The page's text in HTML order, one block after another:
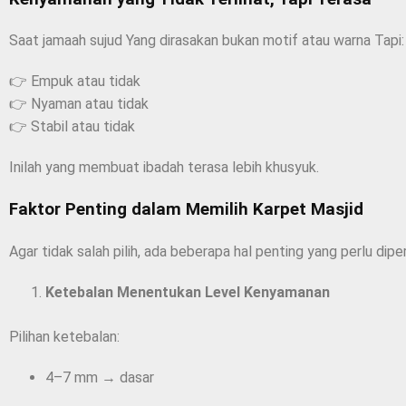
Saat jamaah sujud Yang dirasakan bukan motif atau warna Tapi:
👉 Empuk atau tidak
👉 Nyaman atau tidak
👉 Stabil atau tidak
Inilah yang membuat ibadah terasa lebih khusyuk.
Faktor Penting dalam Memilih Karpet Masjid
Agar tidak salah pilih, ada beberapa hal penting yang perlu
Ketebalan Menentukan Level Kenyamanan
Pilihan ketebalan:
4–7 mm → dasar